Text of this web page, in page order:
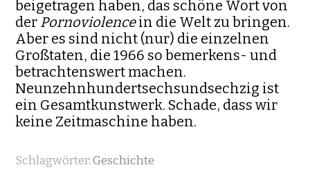
beigetragen haben, das schöne Wort von
der Pornoviolencein die Welt zu bringen.
Aber es sind nicht (nur) die einzelnen
Großtaten, die 1966 so bemerkens- und
betrachtenswert machen.
Neunzehnhundertsechsundsechzig ist
ein Gesamtkunstwerk. Schade, dass wir
keine Zeitmaschine haben.
Schlagwörter:Geschichte